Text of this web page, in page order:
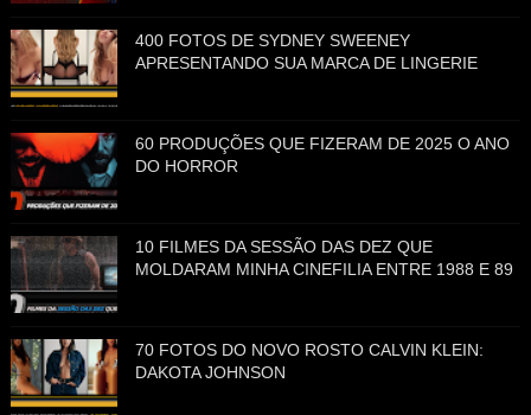
400 FOTOS DE SYDNEY SWEENEY
APRESENTANDO SUA MARCA DE LINGERIE
60 PRODUÇÕES QUE FIZERAM DE 2025 O ANO
DO HORROR
10 FILMES DA SESSÃO DAS DEZ QUE
MOLDARAM MINHA CINEFILIA ENTRE 1988 E 89
70 FOTOS DO NOVO ROSTO CALVIN KLEIN:
DAKOTA JOHNSON